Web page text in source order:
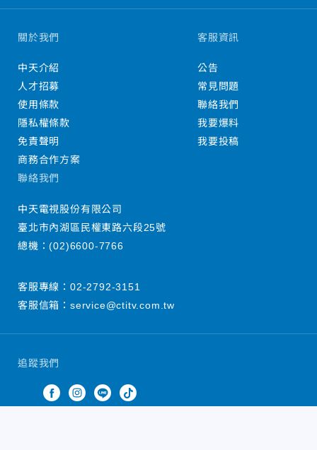
追蹤我們
關於我們
中天介紹
人才招募
使用條款
隱私權條款
免責聲明
商務合作方案
客服資訊
公告
常見問題
聯絡我們
我要爆料
我要投稿
聯絡我們
中天電視股份有限公司
臺北市內湖區民權東路六段25號
總機：(02)6600-7766
客服專線： 02-2792-3151
客服信箱： service@ctitv.com.tw